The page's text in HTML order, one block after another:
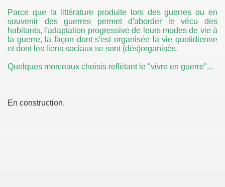
Parce que la littérature produite lors des guerres ou en
souvenir des guerres permet d'aborder le vécu des
habitants, l'adaptation progressive de leurs modes de vie à
la guerre, la façon dont s'est organisée la vie quotidienne
et dont les liens sociaux se sont (dés)organisés.
Quelques morceaux choisis reflétant le "vivre en guerre"...
En construction.
limite